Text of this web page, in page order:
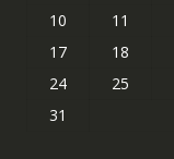
10
11
17
18
24
25
31